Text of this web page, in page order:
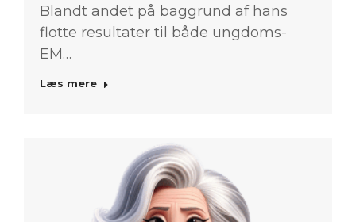
Blandt andet på baggrund af hans
flotte resultater til både ungdoms-
EM…
Læs mere